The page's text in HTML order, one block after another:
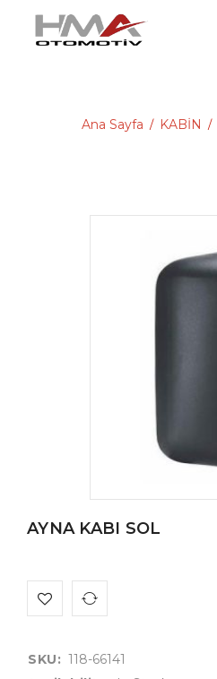
Ana Sayfa / KABİN /
AYNA KABI SOL
SKU: 118-66141